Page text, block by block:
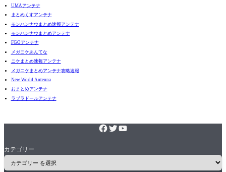
UMAアンテナ
まとめくすアンテナ
モンハンナウまとめ速報アンテナ
モンハンナウまとめアンテナ
FGOアンテナ
メガニケあんてな
ニケまとめ速報アンテナ
メガニケまとめアンテナ攻略速報
New World Antenna
おまとめアンテナ
ラブラドールアンテナ
カテゴリー